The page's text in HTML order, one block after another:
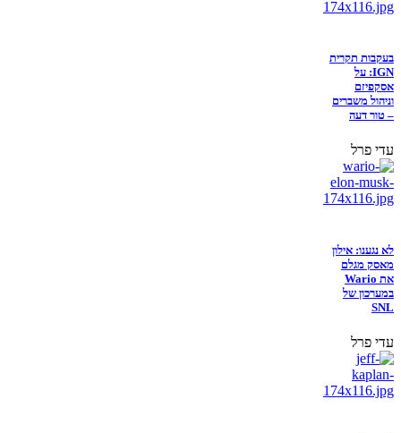
בעקבות תקרית
IGN: על
אסקפיזם
וניהול משברים
– טור דעה
עדי פרל
לא נגענו: אילון
מאסק מגלם
את Wario
במערכון של
SNL
עדי פרל